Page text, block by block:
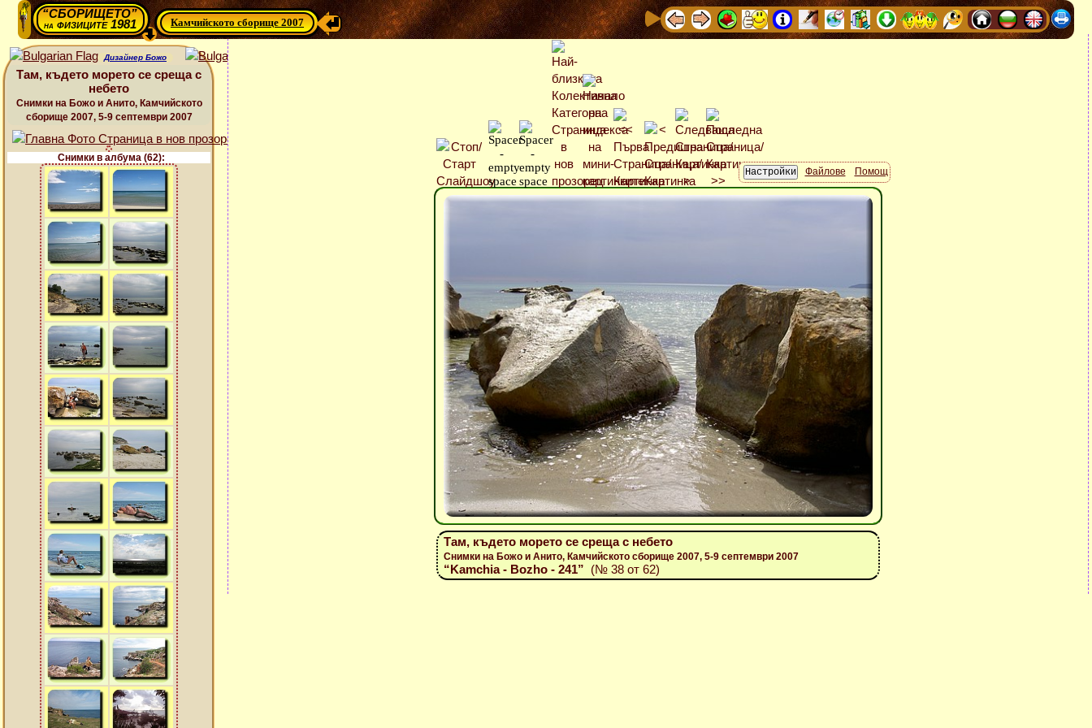
“СБОРИЩЕТО”
нафизиците 1981 Камчийското сборище 2007
Дизайнер Божо
Там, където морето се среща с
небето
Снимки на Божо и Анито, Камчийското
сборище 2007, 5-9 септември 2007
Снимки в албума (62):
Файлове
Помощ
Там, където морето се среща с небето
Снимки на Божо и Анито, Камчийското сборище 2007, 5-9 септември 2007
“Kamchia - Bozho - 241” (№ 38 от 62)